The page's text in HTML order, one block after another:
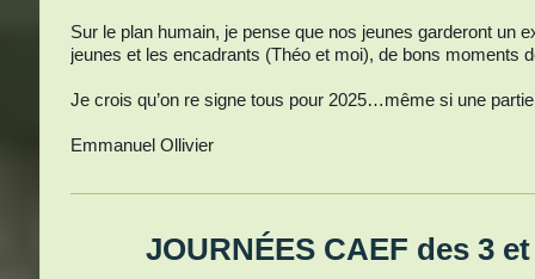
Sur le plan humain, je pense que nos jeunes garderont un
jeunes et les encadrants (Théo et moi), de bons moments
Je crois qu’on re signe tous pour 2025…même si une partie
Emmanuel Ollivier
JOURNÉES CAEF des 3 et